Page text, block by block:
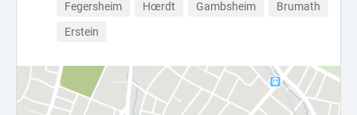
Fegersheim
Hœrdt Gambsheim
Brumath
Erstein